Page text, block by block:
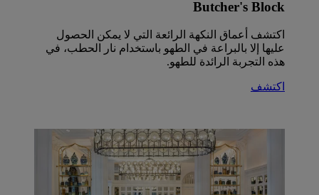
Butcher's Block
اكتشف أعماق النكهة الرائعة التي لا يمكن الحصول
عليها إلا بالبراعة في الطهو باستخدام نار الحطب، في
هذه التجربة الرائدة للطهو.
اكتشف